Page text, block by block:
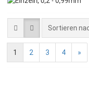
Sortieren
1 2 3 4 »